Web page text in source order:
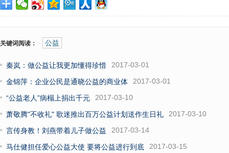
关键词阅读： 公益
秦岚：做公益让我更加懂得珍惜 2017-03-01
金锦萍：企业公民是通晓公益的商业体 2017-03-01
“公益老人”病榻上捐出千元 2017-03-10
萧敬腾"不收礼" 歌迷推出百万公益计划送作生日礼 2017-03-10
言传身教！刘燕带着儿子做公益 2017-03-14
马仕健担任爱心公益大使 要将公益进行到底 2017-03-15